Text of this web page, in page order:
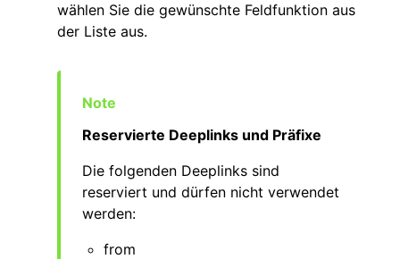
wählen Sie die gewünschte Feldfunktion aus
der Liste aus.
Reservierte Deeplinks und Präfixe
Die folgenden Deeplinks sind
reserviert und dürfen nicht verwendet
werden:
from